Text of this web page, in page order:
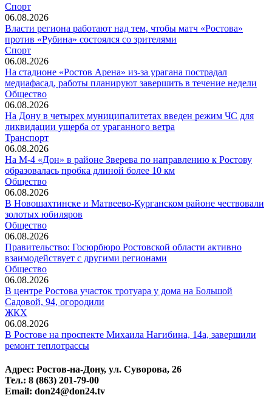
Спорт
06.08.2026
Власти региона работают над тем, чтобы матч «Ростова»
против «Рубина» состоялся со зрителями
Спорт
06.08.2026
На стадионе «Ростов Арена» из-за урагана пострадал
медиафасад, работы планируют завершить в течение недели
Общество
06.08.2026
На Дону в четырех муниципалитетах введен режим ЧС для
ликвидации ущерба от ураганного ветра
Транспорт
06.08.2026
На М-4 «Дон» в районе Зверева по направлению к Ростову
образовалась пробка длиной более 10 км
Общество
06.08.2026
В Новошахтинске и Матвеево-Курганском районе чествовали
золотых юбиляров
Общество
06.08.2026
Правительство: Госюрбюро Ростовской области активно
взаимодействует с другими регионами
Общество
06.08.2026
В центре Ростова участок тротуара у дома на Большой
Садовой, 94, огородили
ЖКХ
06.08.2026
В Ростове на проспекте Михаила Нагибина, 14а, завершили
ремонт теплотрассы
Адрес: Ростов-на-Дону, ул. Суворова, 26
Тел.: 8 (863) 201-79-00
Email: don24@don24.tv